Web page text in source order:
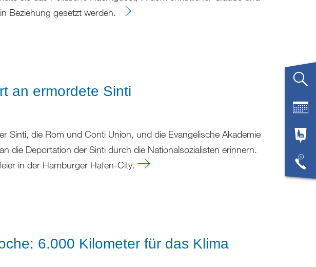
Beziehung gesetzt werden.
an ermordete Sinti
Sinti, die Rom und Conti Union, und die Evangelische Akademie
die Deportation der Sinti durch die Nationalsozialisten erinnern.
in der Hamburger Hafen-City.
6.000 Kilometer für das Klima